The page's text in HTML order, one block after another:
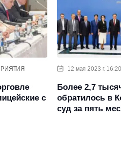
с
12 мая 2023 г. 16:20
Более 2,7
обратилось в
суд за пять